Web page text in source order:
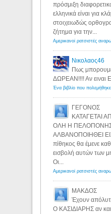
πρόσμιξη
ελληνικά είναι για
στοιχειωδώς
ζήτημα για την...
Νικολαος46
Πως
ΔΩΡΕΑΝ!!!! Αν ειναι
ΓΕΓΟΝΟΣ
ΚΑΤΑΓΕΤΑΙ
ΟΛΗ Η
ΑΛΒΑΝΟΠΟΙΗΘΕΙ
πίθηκος θα έμενε
εισβολή αυτών των
Οι...
ΜΑΚΔΟΣ
Έχουν
Ο ΚΑΣΙΔΙΑΡΗΣ αν και